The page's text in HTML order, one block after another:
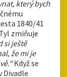
který bych
1840/41
zmiňuje
si ještě
že mi je
Když se
Divadle